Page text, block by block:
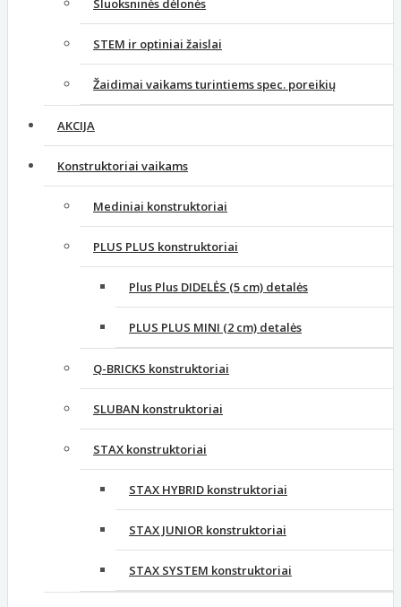
Sluoksninės dėlonės
STEM ir optiniai žaislai
Žaidimai vaikams turintiems spec. poreikių
AKCIJA
Konstruktoriai vaikams
Mediniai konstruktoriai
PLUS PLUS konstruktoriai
Plus Plus DIDELĖS (5 cm) detalės
PLUS PLUS MINI (2 cm) detalės
Q-BRICKS konstruktoriai
SLUBAN konstruktoriai
STAX konstruktoriai
STAX HYBRID konstruktoriai
STAX JUNIOR konstruktoriai
STAX SYSTEM konstruktoriai